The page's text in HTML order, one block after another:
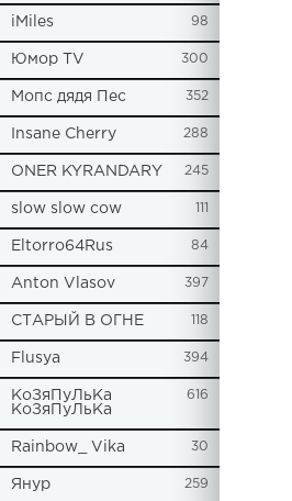
iMiles 98
Юмор TV 300
Мопс дядя Пес 352
Insane Cherry 288
ONER KYRANDARY 245
slow slow cow 111
Eltorro64Rus 84
Anton Vlasov 397
СТАРЫЙ В ОГНЕ 118
Flusya 394
КоЗяПуЛьКа
КоЗяПуЛьКа
616
Rainbow_ Vika 30
Янур 259